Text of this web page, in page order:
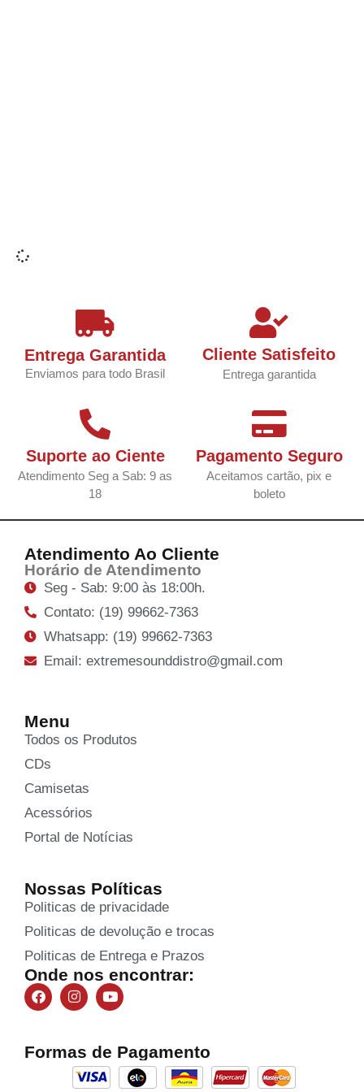
Entrega Garantida
Enviamos para todo Brasil
Cliente Satisfeito
Entrega garantida
Suporte ao Ciente
Atendimento Seg a Sab: 9 as
18
Pagamento Seguro
Aceitamos cartão, pix e
boleto
Atendimento Ao Cliente
Horário de Atendimento
Seg - Sab: 9:00 às 18:00h.
Contato: (19) 99662-7363
Whatsapp: (19) 99662-7363
Email: extremesounddistro@gmail.com
Menu
Todos os Produtos
CDs
Camisetas
Acessórios
Portal de Notícias
Nossas Políticas
Politicas de privacidade
Politicas de devolução e trocas
Politicas de Entrega e Prazos
Onde nos encontrar:
Formas de Pagamento